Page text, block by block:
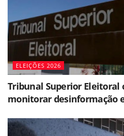
ELEIÇÕES 2026
Tribunal Superior Eleitoral
monitorar desinformação